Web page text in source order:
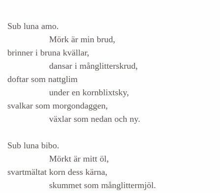
Sub luna amo.
Mörk är min brud,
brinner i bruna kvällar,
dansar i månglitterskrud,
doftar som nattglim
under en kornblixtsky,
svalkar som morgondaggen,
växlar som nedan och ny.
Sub luna bibo.
Mörkt är mitt öl,
svartmältat korn dess kärna,
skummet som månglittermjöl.